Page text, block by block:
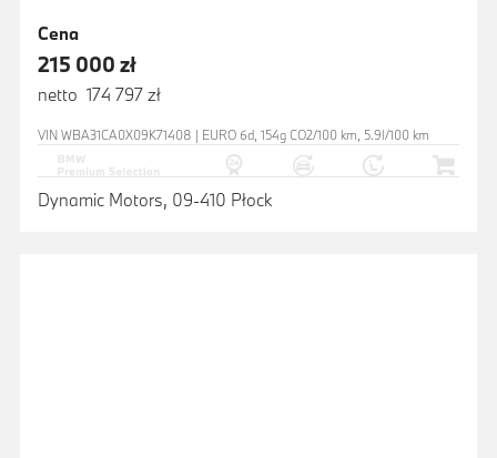
Cena
215 000 zł
netto 174 797 zł
VIN WBA31CA0X09K71408 | EURO 6d, 154g CO2/100 km, 5.9l/100 km
Dynamic Motors, 09-410 Płock